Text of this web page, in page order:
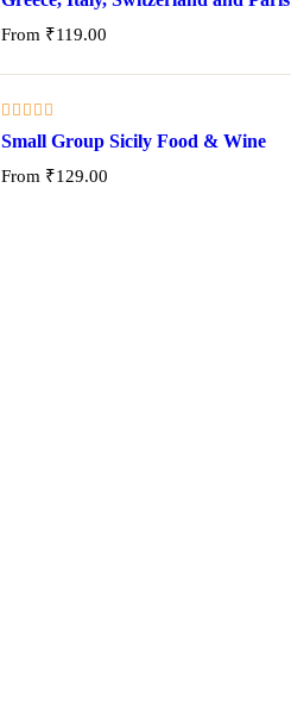
From ₹119.00
Small Group Sicily Food & Wine
From ₹129.00